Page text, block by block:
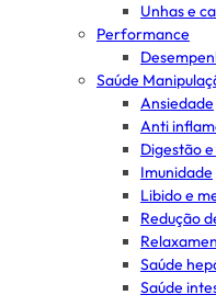
Unhas e
Performance
Saúde
Ansiedade
Anti
Digestão
Imunidade
Libido e
Redução
Saúde
Saúde